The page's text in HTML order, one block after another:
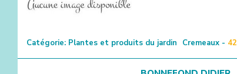
Catégorie: Plantes et produits du jardin Cremeaux - 42